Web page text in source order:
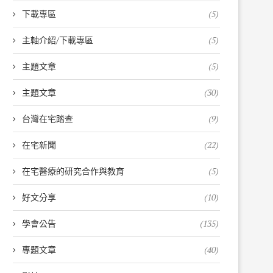
下載專區 (5)
主軸介紹/下載專區 (5)
主題文章 (5)
主題文章 (30)
台灣在宅踏查 (9)
在宅新聞 (22)
在宅醫療的研究合作與教育 (5)
好文分享 (10)
學會公告 (135)
專題文章 (40)